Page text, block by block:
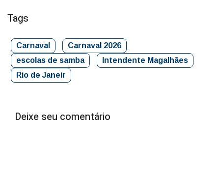
Tags
Carnaval
Carnaval 2026
escolas de samba
Intendente Magalhães
Rio de Janeir
Deixe seu comentário